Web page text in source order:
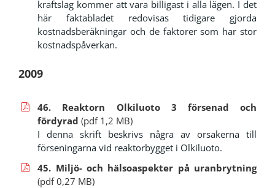
kraftslag kommer att vara billigast i alla lägen. I det
här faktabladet redovisas tidigare gjorda
kostnadsberäkningar och de faktorer som har stor
kostnadspåverkan.
2009
46. Reaktorn Olkiluoto 3 försenad och
fördyrad (pdf 1,2 MB)
I denna skrift beskrivs några av orsakerna till
förseningarna vid reaktorbygget i Olkiluoto.
45. Miljö- och hälsoaspekter på uranbrytning
(pdf 0,27 MB)